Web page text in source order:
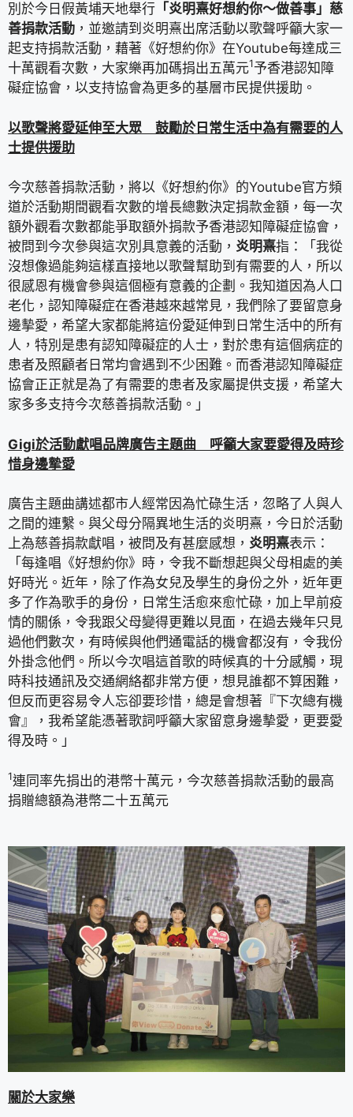
別於今日假黃埔天地舉行 「炎明熹好想約你～做善事」慈
善捐款活動 ，並邀請到炎明熹出席活動以歌聲呼籲大家一
起支持捐款活動，藉著《好想約你》在Youtube每達成三
十萬觀看次數，大家樂再加碼捐出五萬元1予香港認知障
礙症協會，以支持協會為更多的基層市民提供援助。
以歌聲將愛延伸至大眾 鼓勵於日常生活中為有需要的人
士提供援助
今次慈善捐款活動，將以《好想約你》的Youtube官方頻
道於活動期間觀看次數的增長總數決定捐款金額，每一次
額外觀看次數都能爭取額外捐款予香港認知障礙症協會，
被問到今次參與這次別具意義的活動， 炎明熹指：「我從
沒想像過能夠這樣直接地以歌聲幫助到有需要的人，所以
很感恩有機會參與這個極有意義的企劃。我知道因為人口
老化，認知障礙症在香港越來越常見，我們除了要留意身
邊摰愛，希望大家都能將這份愛延伸到日常生活中的所有
人，特別是患有認知障礙症的人士，對於患有這個病症的
患者及照顧者日常均會遇到不少困難。而香港認知障礙症
協會正正就是為了有需要的患者及家屬提供支援，希望大
家多多支持今次慈善捐款活動。」
Gigi於活動獻唱品牌廣告主題曲 呼籲大家要愛得及時珍
惜身邊摯愛
廣告主題曲講述都市人經常因為忙碌生活，忽略了人與人
之間的連繫。與父母分隔異地生活的炎明熹，今日於活動
上為慈善捐款獻唱，被問及有甚麼感想， 炎明熹表示：
「每逢唱《好想約你》時，令我不斷想起與父母相處的美
好時光。近年，除了作為女兒及學生的身份之外，近年更
多了作為歌手的身份，日常生活愈來愈忙碌，加上早前疫
情的關係，令我跟父母變得更難以見面，在過去幾年只見
過他們數次，有時候與他們通電話的機會都沒有，令我份
外掛念他們。所以今次唱這首歌的時候真的十分感觸，現
時科技通訊及交通網絡都非常方便，想見誰都不算困難，
但反而更容易令人忘卻要珍惜，總是會想著『下次總有機
會』，我希望能憑著歌詞呼籲大家留意身邊摰愛，更要愛
得及時。」
1連同率先捐出的港幣十萬元，今次慈善捐款活動的最高
捐贈總額為港幣二十五萬元
關於大家樂